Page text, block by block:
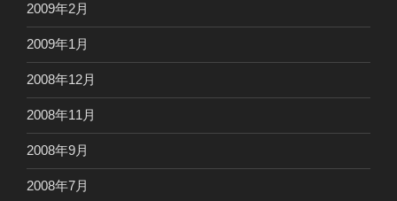
2009年2月
2009年1月
2008年12月
2008年11月
2008年9月
2008年7月